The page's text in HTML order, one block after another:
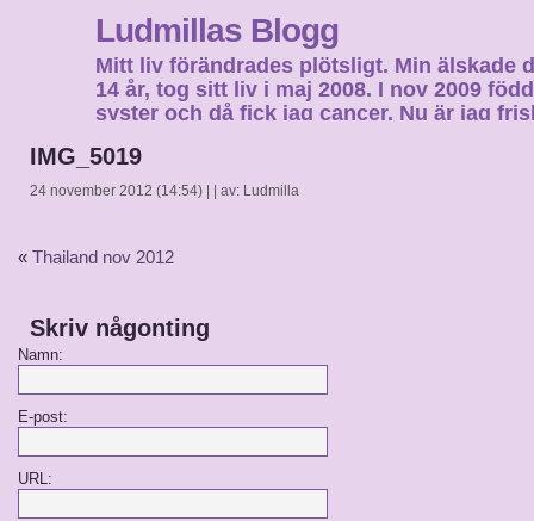
Ludmillas Blogg
Mitt liv förändrades plötsligt. Min älskade
14 år, tog sitt liv i maj 2008. I nov 2009
syster och då fick jag cancer. Nu är jag
IMG_5019
24 november 2012 (14:54) | | av: Ludmilla
« Thailand nov 2012
Skriv någonting
Namn:
E-post:
URL: